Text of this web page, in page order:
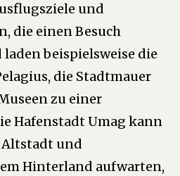
und
die einen Besuch
beispielsweise die
die Stadtmauer
zu einer
Hafenstadt Umag kann
und
Hinterland aufwarten,